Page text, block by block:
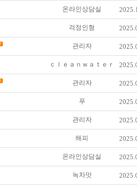
온라인상담실
걱정인형
관리자
ｃｌｅａｎｗａｔｅｒ
관리자
푸
관리자
해피
온라인상담실
녹차맛